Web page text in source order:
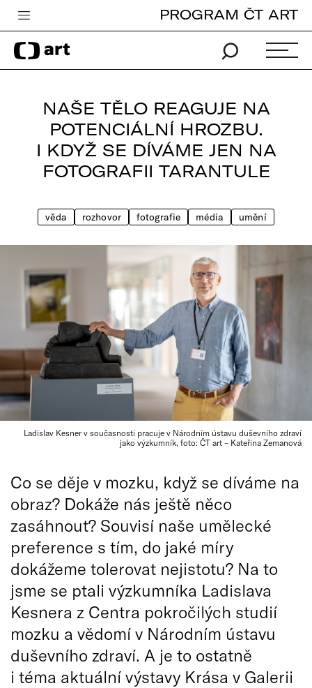
Česká televize
Zpravodajství
iVysílání
TV program
Pro děti
PROGRAM ČT ART
NAŠE TĚLO REAGUJE NA
POTENCIÁLNÍ HROZBU.
I KDYŽ SE DÍVÁME JEN NA
FOTOGRAFII TARANTULE
věda rozhovor fotografie média umění
Ladislav Kesner v současnosti pracuje v Národním ústavu duševního zdraví
jako výzkumník, foto: ČT art – Kateřina Zemanová
Co se děje v mozku, když se díváme na
obraz? Dokáže nás ještě něco
zasáhnout? Souvisí naše umělecké
preference s tím, do jaké míry
dokážeme tolerovat nejistotu? Na to
jsme se ptali výzkumníka Ladislava
Kesnera z Centra pokročilých studií
mozku a vědomí v Národním ústavu
duševního zdraví. A je to ostatně
i téma aktuální výstavy Krása v Galerii